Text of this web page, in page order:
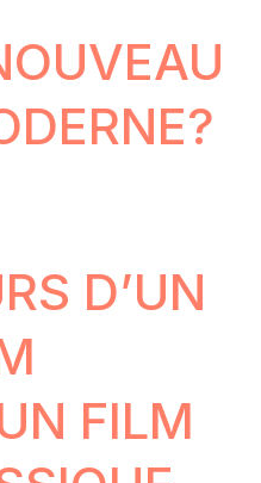
D’UN
FILM